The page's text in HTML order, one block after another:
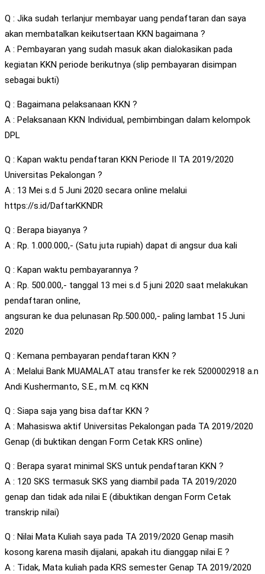
Q : Jika sudah terlanjur membayar uang pendaftaran dan saya
akan membatalkan keikutsertaan KKN bagaimana ?
A : Pembayaran yang sudah masuk akan dialokasikan pada
kegiatan KKN periode berikutnya (slip pembayaran disimpan
sebagai bukti)
Q : Bagaimana pelaksanaan KKN ?
A : Pelaksanaan KKN Individual, pembimbingan dalam kelompok
DPL
Q : Kapan waktu pendaftaran KKN Periode II TA 2019/2020
Universitas Pekalongan ?
A : 13 Mei s.d 5 Juni 2020 secara online melalui
https://s.id/DaftarKKNDR
Q : Berapa biayanya ?
A : Rp. 1.000.000,- (Satu juta rupiah) dapat di angsur dua kali
Q : Kapan waktu pembayarannya ?
A : Rp. 500.000,- tanggal 13 mei s.d 5 juni 2020 saat melakukan
pendaftaran online,
angsuran ke dua pelunasan Rp.500.000,- paling lambat 15 Juni
2020
Q : Kemana pembayaran pendaftaran KKN ?
A : Melalui Bank MUAMALAT atau transfer ke rek 5200002918 a.n
Andi Kushermanto, S.E., m.M. cq KKN
Q : Siapa saja yang bisa daftar KKN ?
A : Mahasiswa aktif Universitas Pekalongan pada TA 2019/2020
Genap (di buktikan dengan Form Cetak KRS online)
Q : Berapa syarat minimal SKS untuk pendaftaran KKN ?
A : 120 SKS termasuk SKS yang diambil pada TA 2019/2020
genap dan tidak ada nilai E (dibuktikan dengan Form Cetak
transkrip nilai)
Q : Nilai Mata Kuliah saya pada TA 2019/2020 Genap masih
kosong karena masih dijalani, apakah itu dianggap nilai E ?
A : Tidak, Mata kuliah pada KRS semester Genap TA 2019/2020